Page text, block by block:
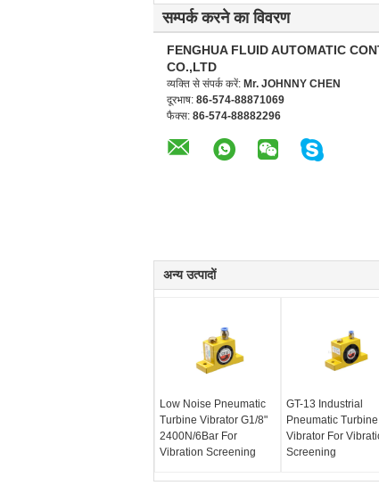
सम्पर्क करने का विवरण
FENGHUA FLUID AUTOMATIC
CO.,LTD
व्यक्ति से संपर्क करें: Mr. JOHNNY CHEN
दूरभाष: 86-574-88871069
फैक्स: 86-574-88882296
अन्य उत्पादों
Low Noise Pneumatic
Turbine Vibrator G1/8"
2400N/6Bar For
Vibration Screening
GT-13 Industrial
Pneumatic Turbine
Vibrator For
Screening